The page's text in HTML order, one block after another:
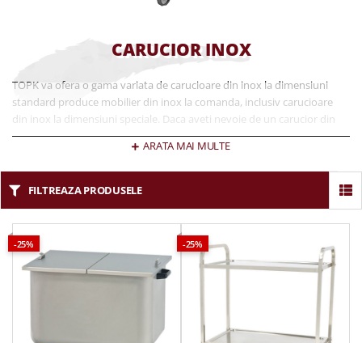
CARUCIOR INOX
TOPK va ofera o gama variata de carucioare din inox la dimensiuni
standard produce mobilier din inox la comanda, inclusiv carucioare
din inox la dimensiuni speciale. Daca aveti nevoie de un carucior din
inox cu dimensiuni sau caracteristici speciale care nu se regaseste in
oferat luati legatura cu un consultant de vanzari.
ARATA MAI MULTE
-25% -25%
FILTREAZA PRODUSELE